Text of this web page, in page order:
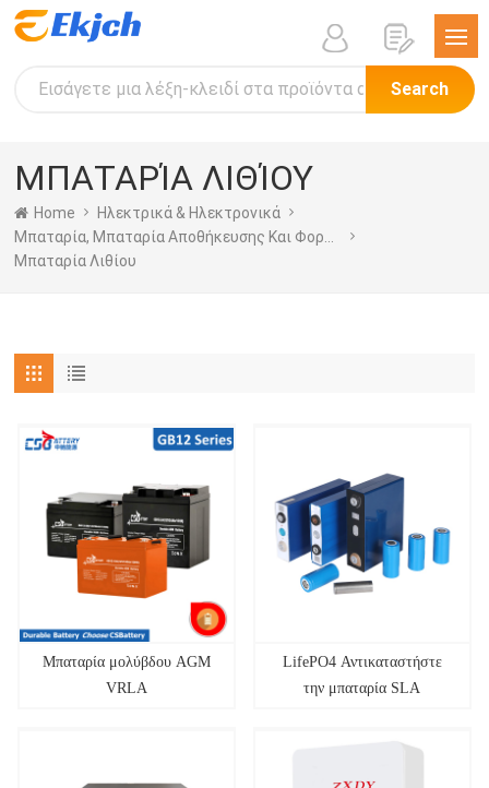
Search
ΜΠΑΤΑΡΊΑ ΛΙΘΊΟΥ
Home
Ηλεκτρικά & Ηλεκτρονικά
Μπαταρία Λιθίου
Μπαταρία μολύβδου AGM
VRLA
LifePO4 Αντικαταστήστε
την μπαταρία SLA